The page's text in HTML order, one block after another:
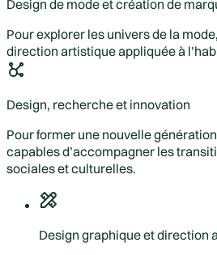
Design de mode et création de
Pour explorer les univers de la
direction artistique appliquée à
Design, recherche et innovation
Pour former une nouvelle
capables d’accompagner les
sociales et culturelles.
Design graphique et direction